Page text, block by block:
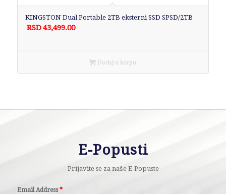
KINGSTON Dual Portable 2TB eksterni SSD SPSD/2TB
RSD43,499.00
Dodaj u korpu
E-Popusti
Prijavite se za naše E-Popuste
Email Address*